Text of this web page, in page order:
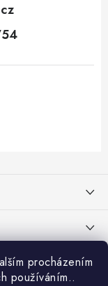
procházením
používáním..